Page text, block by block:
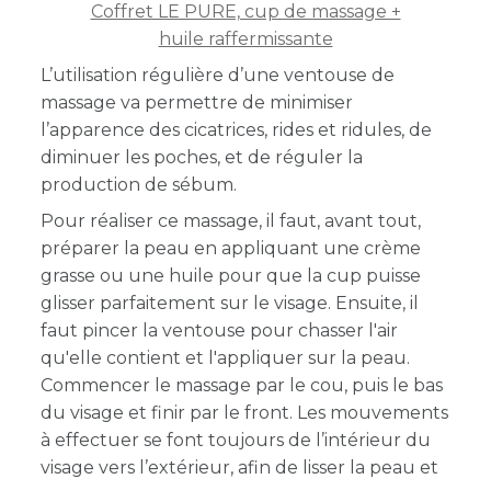
Coffret LE PURE, cup de massage +
huile raffermissante
L’utilisation régulière d’une ventouse de
massage va permettre de minimiser
l’apparence des cicatrices, rides et ridules, de
diminuer les poches, et de réguler la
production de sébum.
Pour réaliser ce massage, il faut, avant tout,
préparer la peau en appliquant une crème
grasse ou une huile pour que la cup puisse
glisser parfaitement sur le visage. Ensuite, il
faut pincer la ventouse pour chasser l'air
qu'elle contient et l'appliquer sur la peau.
Commencer le massage par le cou, puis le bas
du visage et finir par le front. Les mouvements
à effectuer se font toujours de l’intérieur du
visage vers l’extérieur, afin de lisser la peau et